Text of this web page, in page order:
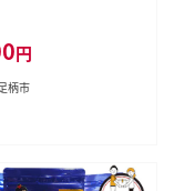
ギフト プレゼント 贈り
円
柄市